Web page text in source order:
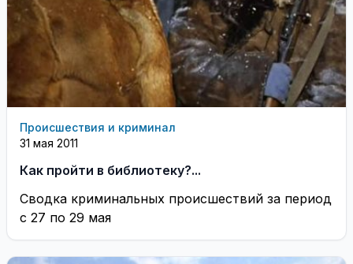
Происшествия и криминал
31 мая 2011
Как пройти в библиотеку?...
Сводка криминальных происшествий за период
с 27 по 29 мая